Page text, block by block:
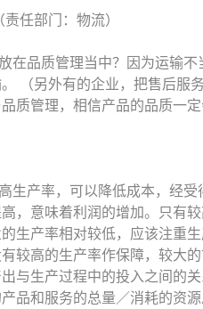
任部门：物流）
在品质管理当中？因为运输
（另外有的企业，把售后服
质管理，相信产品的品质一
生产率，可以降低成本，经
，意味着利润的增加。只有
生产率相对较低，应该注重
较高的生产率作保障，较大
与生产过程中的投入之间的
品和服务的总量／消耗的资源